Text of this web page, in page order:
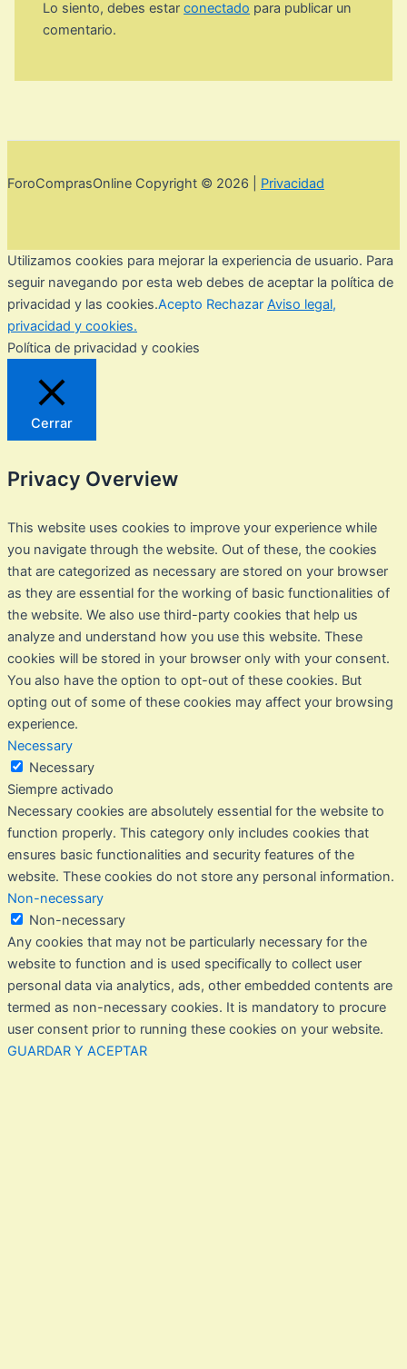
Lo siento, debes estarconectado para publicar un
comentario.
ForoComprasOnline Copyright © 2026 | Privacidad
Utilizamos cookies para mejorar la experiencia de usuario. Para
seguir navegando por esta web debes de aceptar la política de
privacidad y las cookies.Acepto Rechazar Aviso legal,
privacidad y cookies.
Política de privacidad y cookies
Cerrar
Privacy Overview
This website uses cookies to improve your experience while
you navigate through the website. Out of these, the cookies
that are categorized as necessary are stored on your browser
as they are essential for the working of basic functionalities of
the website. We also use third-party cookies that help us
analyze and understand how you use this website. These
cookies will be stored in your browser only with your consent.
You also have the option to opt-out of these cookies. But
opting out of some of these cookies may affect your browsing
experience.
Necessary
Necessary
Siempre activado
Necessary cookies are absolutely essential for the website to
function properly. This category only includes cookies that
ensures basic functionalities and security features of the
website. These cookies do not store any personal information.
Non-necessary
Non-necessary
Any cookies that may not be particularly necessary for the
website to function and is used specifically to collect user
personal data via analytics, ads, other embedded contents are
termed as non-necessary cookies. It is mandatory to procure
user consent prior to running these cookies on your website.
GUARDAR Y ACEPTAR